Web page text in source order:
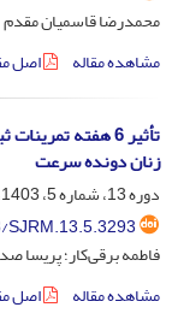
محمدرضا قاسمیان مقدم
مشاهده مقاله
اصل
تأثیر 6 هفته
زنان دونده سرعت
دوره 13، شماره 5، 1403، صفحه
فاطمه برقی‌کار؛ پریسا
مشاهده مقاله
اصل